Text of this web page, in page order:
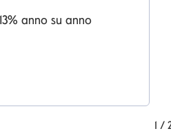
anno su anno
1 /